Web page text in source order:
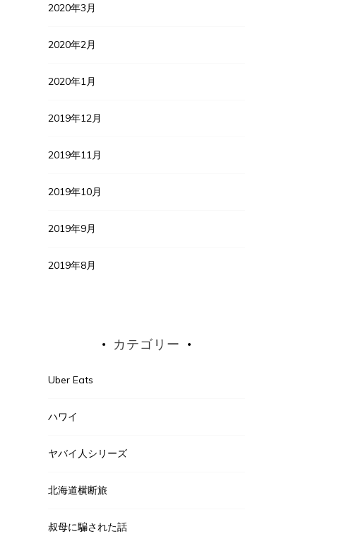
2020年3月
2020年2月
2020年1月
2019年12月
2019年11月
2019年10月
2019年9月
2019年8月
カテゴリー
Uber Eats
ハワイ
ヤバイ人シリーズ
北海道横断旅
叔母に騙された話